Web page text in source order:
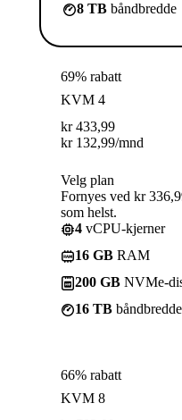
8 TB båndbredde
69% rabatt
KVM 4
kr 433,99
kr 132,99/mnd
Velg plan
Fornyes ved kr
som helst.
4 vCPU-kjerner
16 GB RAM
200 GB NVMe-
16 TB båndbredde
66% rabatt
KVM 8